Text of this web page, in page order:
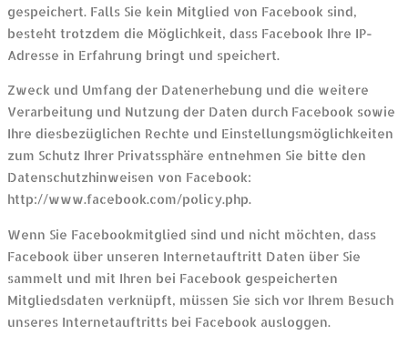
gespeichert. Falls Sie kein Mitglied von Facebook sind,
besteht trotzdem die Möglichkeit, dass Facebook Ihre IP-
Adresse in Erfahrung bringt und speichert.
Zweck und Umfang der Datenerhebung und die weitere
Verarbeitung und Nutzung der Daten durch Facebook sowie
Ihre diesbezüglichen Rechte und Einstellungsmöglichkeiten
zum Schutz Ihrer Privatssphäre entnehmen Sie bitte den
Datenschutzhinweisen von Facebook:
http://www.facebook.com/policy.php.
Wenn Sie Facebookmitglied sind und nicht möchten, dass
Facebook über unseren Internetauftritt Daten über Sie
sammelt und mit Ihren bei Facebook gespeicherten
Mitgliedsdaten verknüpft, müssen Sie sich vor Ihrem Besuch
unseres Internetauftritts bei Facebook ausloggen.